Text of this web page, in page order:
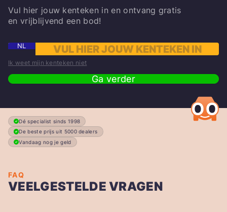
Vul hier jouw kenteken in en ontvang gratis
en vrijblijvend een bod!
NL
Ik weet mijn kenteken niet
Ga verder
Dé specialist sinds 1998
De beste prijs uit 5000 dealers
Vandaag nog je geld
FAQ
VEELGESTELDE VRAGEN